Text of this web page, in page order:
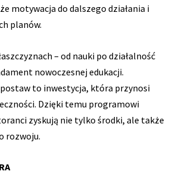
motywacja do dalszego działania i
planów.
– od nauki po działalność
nowoczesnej edukacji.
to inwestycja, która przynosi
Dzięki temu programowi
zyskują nie tylko środki, ale także
rozwoju.